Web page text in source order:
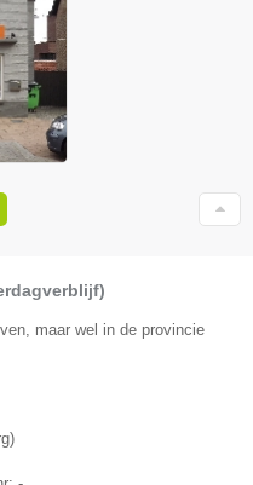
maar wel in de provincie
)